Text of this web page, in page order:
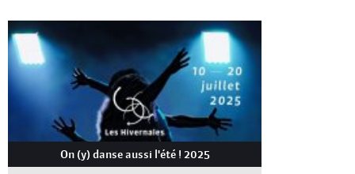
On (y) danse aussi l'été ! 2025